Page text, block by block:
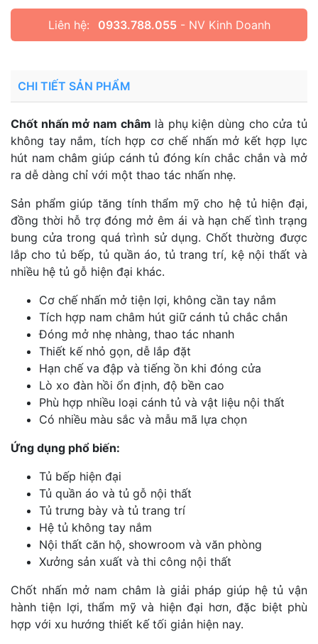
Liên hệ: 0933.788.055- NV Kinh Doanh
CHI TIẾT SẢN PHẨM
Chốt nhấn mở nam châm là phụ kiện dùng cho cửa tủ
không tay nắm, tích hợp cơ chế nhấn mở kết hợp lực
hút nam châm giúp cánh tủ đóng kín chắc chắn và mở
ra dễ dàng chỉ với một thao tác nhấn nhẹ.
Sản phẩm giúp tăng tính thẩm mỹ cho hệ tủ hiện đại,
đồng thời hỗ trợ đóng mở êm ái và hạn chế tình trạng
bung cửa trong quá trình sử dụng. Chốt thường được
lắp cho tủ bếp, tủ quần áo, tủ trang trí, kệ nội thất và
nhiều hệ tủ gỗ hiện đại khác.
Cơ chế nhấn mở tiện lợi, không cần tay nắm
Tích hợp nam châm hút giữ cánh tủ chắc chắn
Đóng mở nhẹ nhàng, thao tác nhanh
Thiết kế nhỏ gọn, dễ lắp đặt
Hạn chế va đập và tiếng ồn khi đóng cửa
Lò xo đàn hồi ổn định, độ bền cao
Phù hợp nhiều loại cánh tủ và vật liệu nội thất
Có nhiều màu sắc và mẫu mã lựa chọn
Ứng dụng phổ biến:
Tủ bếp hiện đại
Tủ quần áo và tủ gỗ nội thất
Tủ trưng bày và tủ trang trí
Hệ tủ không tay nắm
Nội thất căn hộ, showroom và văn phòng
Xưởng sản xuất và thi công nội thất
Chốt nhấn mở nam châm là giải pháp giúp hệ tủ vận
hành tiện lợi, thẩm mỹ và hiện đại hơn, đặc biệt phù
hợp với xu hướng thiết kế tối giản hiện nay.